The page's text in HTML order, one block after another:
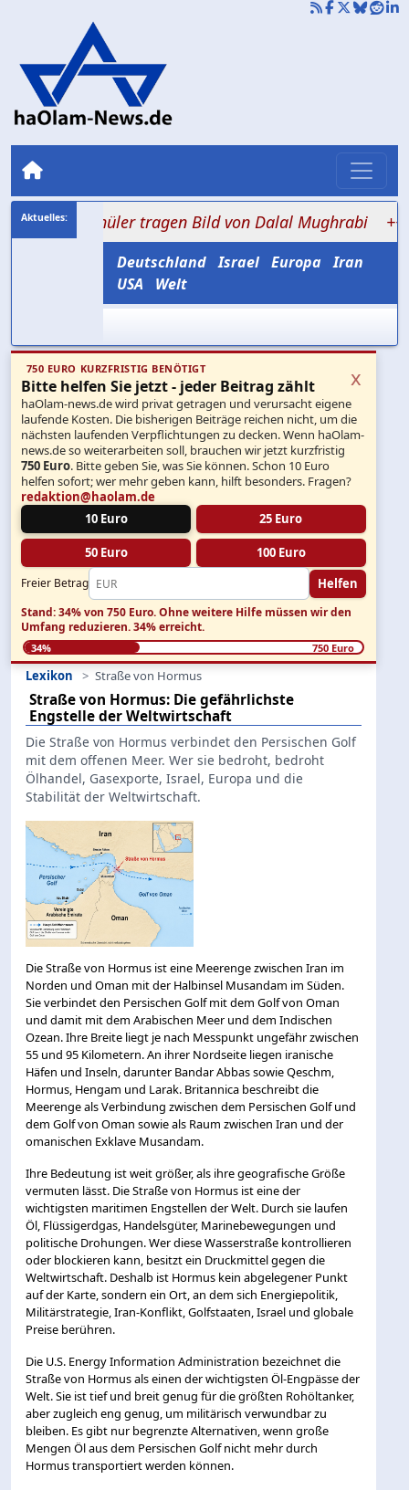
Schüler tragen Bild von Dalal Mughrabi +++ 0,2 bis
Deutschland Israel Europa Iran
USA
Welt
750 EURO KURZFRISTIG BENÖTIGT
Bitte helfen Sie jetzt - jeder Beitrag zählt
haOlam-news.de wird privat getragen und verursacht eigene
laufende Kosten. Die bisherigen Beiträge reichen nicht, um die
nächsten laufenden Verpflichtungen zu decken. Wenn haOlam-
news.de so weiterarbeiten soll, brauchen wir jetzt kurzfristig
750 Euro. Bitte geben Sie, was Sie können. Schon 10 Euro
helfen sofort; wer mehr geben kann, hilft besonders. Fragen?
redaktion@haolam.de
10 Euro
25 Euro
50 Euro 100 Euro
Freier Betrag Helfen
x
Stand: 34% von 750 Euro.Ohne weitere Hilfe müssen wir den
Umfang reduzieren.34% erreicht.
34% 750 Euro
Lexikon Straße von Hormus
Straße von Hormus: Die gefährlichste
Engstelle der Weltwirtschaft
Die Straße von Hormus verbindet den Persischen Golf
mit dem offenen Meer. Wer sie bedroht, bedroht
Ölhandel, Gasexporte, Israel, Europa und die
Stabilität der Weltwirtschaft.
Die Straße von Hormus ist eine Meerenge zwischen Iran im
Norden und Oman mit der Halbinsel Musandam im Süden.
Sie verbindet den Persischen Golf mit dem Golf von Oman
und damit mit dem Arabischen Meer und dem Indischen
Ozean. Ihre Breite liegt je nach Messpunkt ungefähr zwischen
55 und 95 Kilometern. An ihrer Nordseite liegen iranische
Häfen und Inseln, darunter Bandar Abbas sowie Qeschm,
Hormus, Hengam und Larak. Britannica beschreibt die
Meerenge als Verbindung zwischen dem Persischen Golf und
dem Golf von Oman sowie als Raum zwischen Iran und der
omanischen Exklave Musandam.
Ihre Bedeutung ist weit größer, als ihre geografische Größe
vermuten lässt. Die Straße von Hormus ist eine der
wichtigsten maritimen Engstellen der Welt. Durch sie laufen
Öl, Flüssigerdgas, Handelsgüter, Marinebewegungen und
politische Drohungen. Wer diese Wasserstraße kontrollieren
oder blockieren kann, besitzt ein Druckmittel gegen die
Weltwirtschaft. Deshalb ist Hormus kein abgelegener Punkt
auf der Karte, sondern ein Ort, an dem sich Energiepolitik,
Militärstrategie, Iran-Konflikt, Golfstaaten, Israel und globale
Preise berühren.
Die U.S. Energy Information Administration bezeichnet die
Straße von Hormus als einen der wichtigsten Öl-Engpässe der
Welt. Sie ist tief und breit genug für die größten Rohöltanker,
aber zugleich eng genug, um militärisch verwundbar zu
bleiben. Es gibt nur begrenzte Alternativen, wenn große
Mengen Öl aus dem Persischen Golf nicht mehr durch
Hormus transportiert werden können.